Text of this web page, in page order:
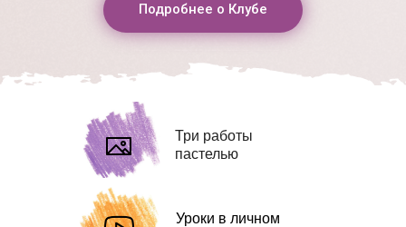
Три работы
пастелью
Подробнее о Клубе
Уроки в личном